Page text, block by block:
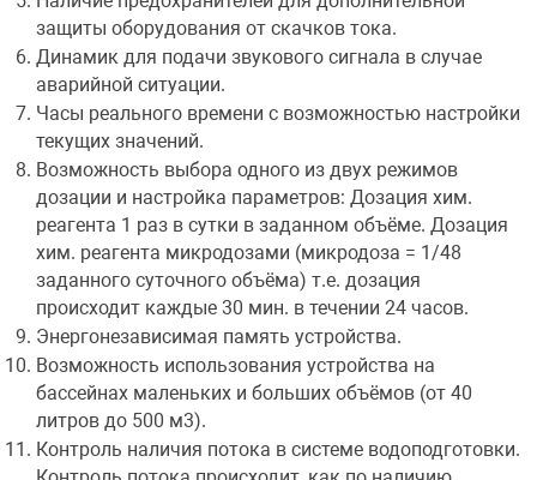
защиты оборудования от скачков тока.
Динамик для подачи звукового сигнала в случае
аварийной ситуации.
Часы реального времени с возможностью настройки
текущих значений.
Возможность выбора одного из двух режимов
дозации и настройка параметров: Дозация хим.
реагента 1 раз в сутки в заданном объёме. Дозация
хим. реагента микродозами (микродоза = 1/48
заданного суточного объёма) т.е. дозация
происходит каждые 30 мин. в течении 24 часов.
Энергонезависимая память устройства.
Возможность использования устройства на
бассейнах маленьких и больших объёмов (от 40
литров до 500 м3).
Контроль наличия потока в системе водоподготовки.